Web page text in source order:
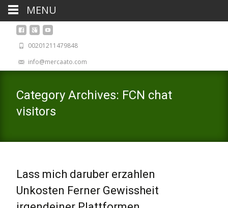
00201211479848
info@mercaato.com
Category Archives: FCN chat
visitors
Lass mich daruber erzahlen
Unkosten Ferner Gewissheit
MENU